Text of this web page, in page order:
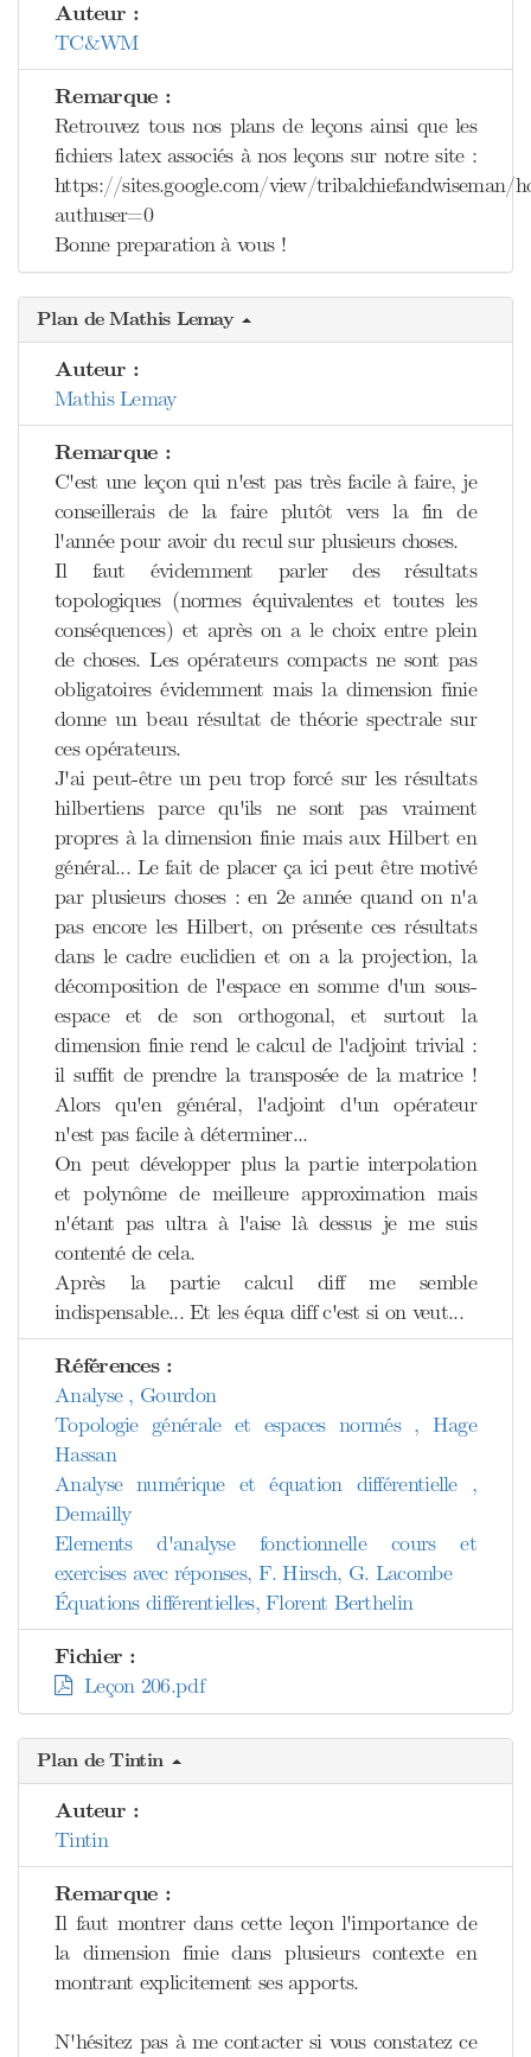
Auteur :
TC&WM
Remarque :
Retrouvez tous nos plans de leçons ainsi que les
fichiers latex associés à nos leçons sur notre site :
https://sites.google.com/view/tribalchiefandwiseman/
authuser=0
Bonne preparation à vous !
Plan de Mathis Lemay
Auteur :
Mathis Lemay
Remarque :
C'est une leçon qui n'est pas très facile à faire, je
conseillerais de la faire plutôt vers la fin de
l'année pour avoir du recul sur plusieurs choses.
Il faut évidemment parler des résultats
topologiques (normes équivalentes et toutes les
conséquences) et après on a le choix entre plein
de choses. Les opérateurs compacts ne sont pas
obligatoires évidemment mais la dimension finie
donne un beau résultat de théorie spectrale sur
ces opérateurs.
J'ai peut-être un peu trop forcé sur les résultats
hilbertiens parce qu'ils ne sont pas vraiment
propres à la dimension finie mais aux Hilbert en
général... Le fait de placer ça ici peut être motivé
par plusieurs choses : en 2e année quand on n'a
pas encore les Hilbert, on présente ces résultats
dans le cadre euclidien et on a la projection, la
décomposition de l'espace en somme d'un sous-
espace et de son orthogonal, et surtout la
dimension finie rend le calcul de l'adjoint trivial :
il suffit de prendre la transposée de la matrice !
Alors qu'en général, l'adjoint d'un opérateur
n'est pas facile à déterminer...
On peut développer plus la partie interpolation
et polynôme de meilleure approximation mais
n'étant pas ultra à l'aise là dessus je me suis
contenté de cela.
Après la partie calcul diff me semble
indispensable... Et les équa diff c'est si on veut...
Références :
Analyse , Gourdon
Topologie générale et espaces normés , Hage
Hassan
Analyse numérique et équation différentielle ,
Demailly
Elements d'analyse fonctionnelle cours et
exercises avec réponses, F. Hirsch, G. Lacombe
Équations différentielles, Florent Berthelin
Fichier :
Leçon 206.pdf
Plan de Tintin
Auteur :
Tintin
Remarque :
Il faut montrer dans cette leçon l'importance de
la dimension finie dans plusieurs contexte en
montrant explicitement ses apports.
N'hésitez pas à me contacter si vous constatez ce